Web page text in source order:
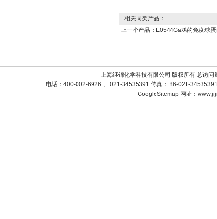
相关同类产品：
上一个产品： E0544Ga鸡的免疫球
上海继锦化学科技有限公司 版权所有 总访问
电话：400-002-6926 、 021-34535391 传真： 86-021-
GoogleSitemap 网址：